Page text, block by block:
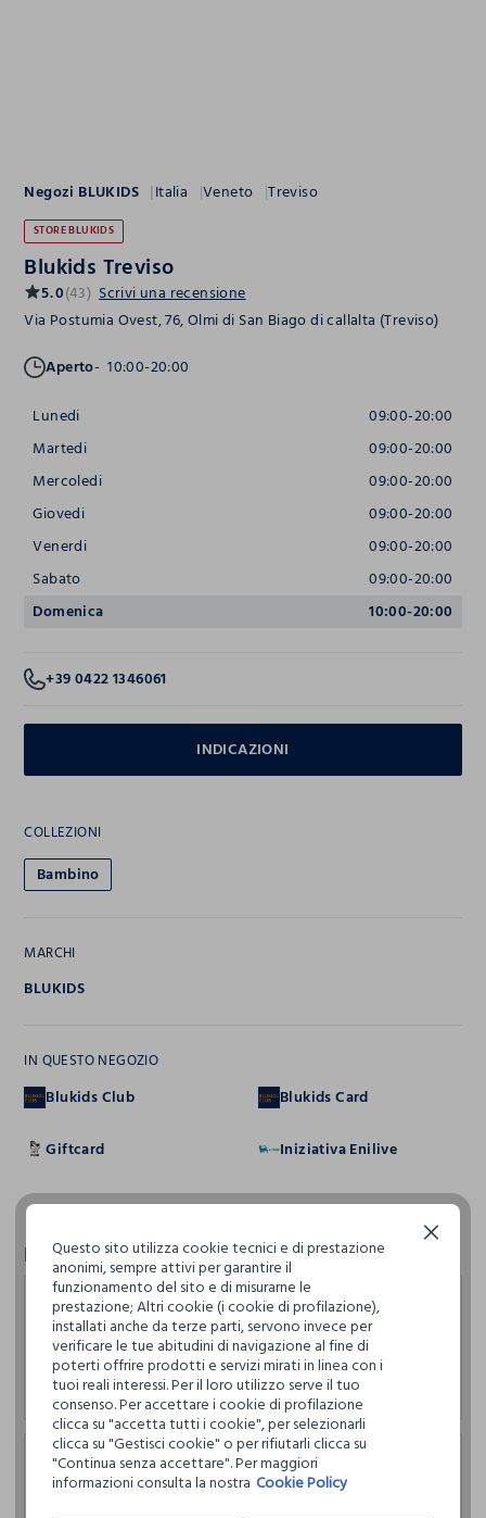
Negozi BLUKIDS Italia Veneto Treviso
STORE BLUKIDS
Blukids Treviso
5.0(43) Scrivi una recensione
Via Postumia Ovest, 76, Olmi di San Biago di callalta (Treviso)
Aperto 10:00-20:00
Lunedi
09:00-20:00
Martedi
09:00-20:00
Mercoledi
09:00-20:00
Giovedi
09:00-20:00
Venerdi
09:00-20:00
Sabato
09:00-20:00
Domenica
10:00-20:00
+39 0422 1346061
INDICAZIONI
COLLEZIONI
Bambino
MARCHI
BLUKIDS
IN QUESTO NEGOZIO
Blukids Club Blukids Card
Giftcard Iniziativa Enilive
Recensioni
Barbara D'Amore
27.07.2026
Alessia topp !!!!! Fantastica ⭐️
Eleonora Moro
Questo sito utilizza cookie tecnici e di prestazione
anonimi, sempre attivi per garantire il
funzionamento del sito e di misurarne le
prestazione; Altri cookie (i cookie di profilazione),
installati anche da terze parti, servono invece per
verificare le tue abitudini di navigazione al fine di
poterti offrire prodotti e servizi mirati in linea con i
tuoi reali interessi. Per il loro utilizzo serve il tuo
consenso. Per accettare i cookie di profilazione
clicca su "accetta tutti i cookie", per selezionarli
clicca su "Gestisci cookie" o per rifiutarli clicca su
"Continua senza accettare". Per maggiori
informazioni consulta la nostra Cookie Policy
Continua senza accettare